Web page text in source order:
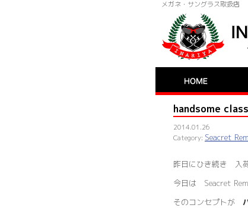
メガネ・サングラス取扱店
handsome
2014.01.26
Seacret
昨日にひき続き 入
今日は Seacret
そのコンセプトが